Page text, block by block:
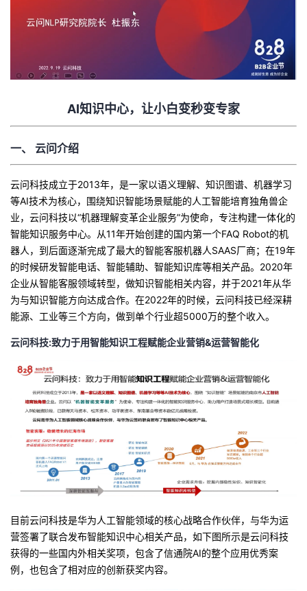
课
的
我
藏
术
云
AI知识中心，让小白变秒变专家
一、 云问介绍
云问科技成立于2013年，是一家以语义理解、知识图谱、机器学习
等AI技术为核心，围绕知识智能场景赋能的人工智能培育独角兽企
业，云问科技以“机器理解变革企业服务”为使命，专注构建一体化的
智能知识服务中心。从11年开始创建的国内第一个FAQ Robot的机
器人，到后面逐渐完成了最大的智能客服机器人SAAS厂商；在19年
的时候研发智能电话、智能辅助、智能知识库等相关产品。2020年
企业从智能客服领域转型，做知识智能相关内容，并于2021年从华
为与知识智能方向达成合作。在2022年的时候，云问科技已经深耕
能源、工业等三个方向，做到单个行业超5000万的整个收入。
云问科技:致力于用智能知识工程赋能企业营销&运营智能化
目前云问科技是华为人工智能领域的核心战略合作伙伴，与华为运
营签署了联合发布智能知识中心相关产品，如下图所示是云问科技
获得的一些国内外相关奖项，包含了信通院AI的整个应用优秀案
例，也包含了相对应的创新获奖内容。